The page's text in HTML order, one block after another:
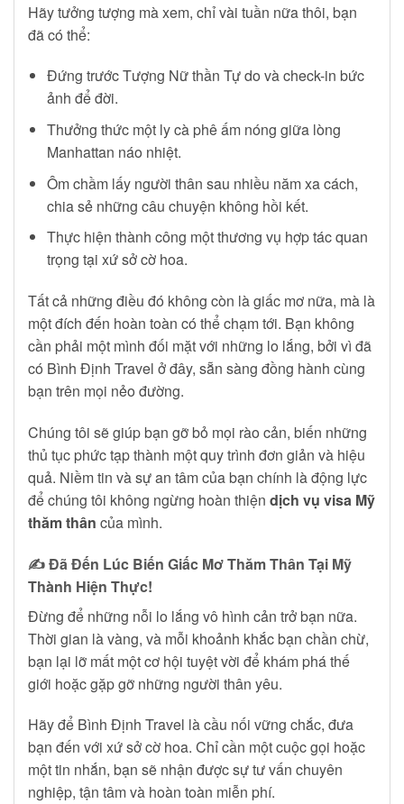
Hãy tưởng tượng mà xem, chỉ vài tuần nữa thôi, bạn
đã có thể:
Đứng trước Tượng Nữ thần Tự do và check-in bức
ảnh để đời.
Thưởng thức một ly cà phê ấm nóng giữa lòng
Manhattan náo nhiệt.
Ôm chầm lấy người thân sau nhiều năm xa cách,
chia sẻ những câu chuyện không hồi kết.
Thực hiện thành công một thương vụ hợp tác quan
trọng tại xứ sở cờ hoa.
Tất cả những điều đó không còn là giấc mơ nữa, mà là
một đích đến hoàn toàn có thể chạm tới. Bạn không
cần phải một mình đối mặt với những lo lắng, bởi vì đã
có Bình Định Travel ở đây, sẵn sàng đồng hành cùng
bạn trên mọi nẻo đường.
Chúng tôi sẽ giúp bạn gỡ bỏ mọi rào cản, biến những
thủ tục phức tạp thành một quy trình đơn giản và hiệu
quả. Niềm tin và sự an tâm của bạn chính là động lực
để chúng tôi không ngừng hoàn thiện dịch vụ visa Mỹ
thăm thân của mình.
✍️Đã Đến Lúc Biến Giấc Mơ Thăm Thân Tại Mỹ
Thành Hiện Thực!
Đừng để những nỗi lo lắng vô hình cản trở bạn nữa.
Thời gian là vàng, và mỗi khoảnh khắc bạn chần chừ,
bạn lại lỡ mất một cơ hội tuyệt vời để khám phá thế
giới hoặc gặp gỡ những người thân yêu.
Hãy để Bình Định Travel là cầu nối vững chắc, đưa
bạn đến với xứ sở cờ hoa. Chỉ cần một cuộc gọi hoặc
một tin nhắn, bạn sẽ nhận được sự tư vấn chuyên
nghiệp, tận tâm và hoàn toàn miễn phí.